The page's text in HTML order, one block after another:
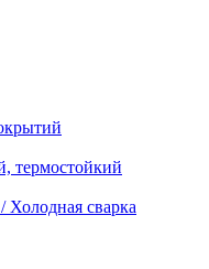
термостойкий
Холодная сварка